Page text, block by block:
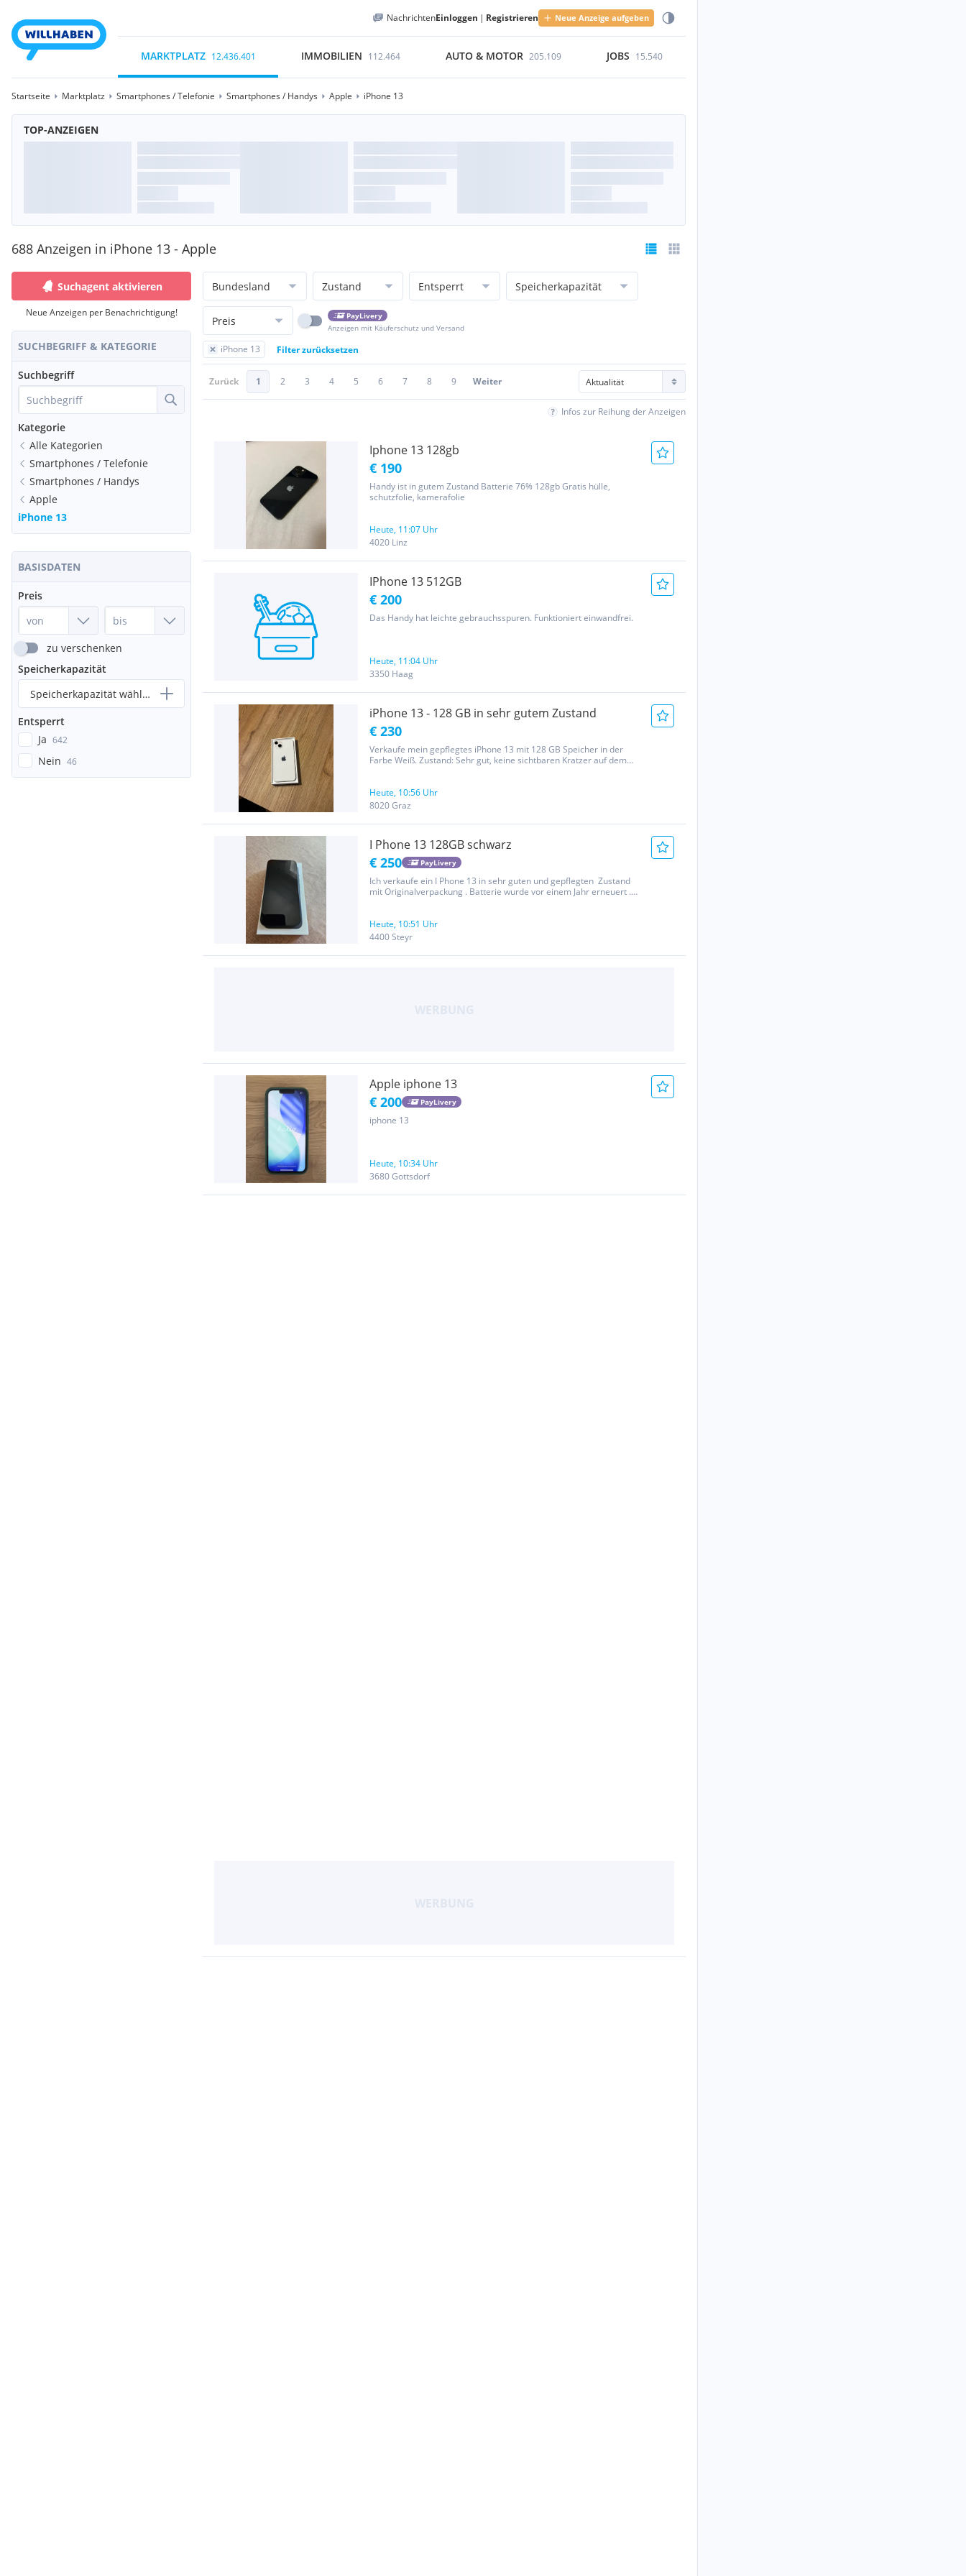
NachrichtenEinloggen | Registrieren Neue Anzeige aufgeben
MARKTPLATZ 12.436.401 IMMOBILIEN 112.464 AUTO & MOTOR 205.109 JOBS 15.540
Startseite Marktplatz Smartphones / Telefonie Smartphones / Handys Apple iPhone 13
TOP-ANZEIGEN
688 Anzeigen in iPhone 13 - Apple
Suchagent aktivieren
Neue Anzeigen per Benachrichtigung!
SUCHBEGRIFF & KATEGORIE
Suchbegriff
Kategorie
Alle Kategorien
Smartphones / Telefonie
Smartphones / Handys
Apple
iPhone 13
BASISDATEN
Preis
zu verschenken
Speicherkapazität
Speicherkapazität wählen...
Entsperrt
Ja 642
Nein 46
Bundesland Zustand Entsperrt Speicherkapazität
Preis
PayLivery
Anzeigen mit Käuferschutz und Versand
iPhone 13 Filter zurücksetzen
Zurück 1 2 3 4 5 6 7 8 9 Weiter
Infos zur Reihung der Anzeigen
Iphone 13 128gb
€ 190
Handy ist in gutem Zustand Batterie 76% 128gb Gratis hülle,
schutzfolie, kamerafolie
Heute, 11:07 Uhr
4020 Linz
IPhone 13 512GB
€ 200
Das Handy hat leichte gebrauchsspuren. Funktioniert einwandfrei.
Heute, 11:04 Uhr
3350 Haag
iPhone 13 - 128 GB in sehr gutem Zustand
€ 230
Verkaufe mein gepflegtes iPhone 13 mit 128 GB Speicher in der
Farbe Weiß. Zustand: Sehr gut, keine sichtbaren Kratzer auf dem
Heute, 10:56 Uhr
8020 Graz
I Phone 13 128GB schwarz
€ 250 PayLivery
Ich verkaufe ein I Phone 13 in sehr guten und gepflegten Zustand
mit Originalverpackung . Batterie wurde vor einem Jahr erneuert .
Heute, 10:51 Uhr
4400 Steyr
Apple iphone 13
€ 200 PayLivery
iphone 13
Heute, 10:34 Uhr
3680 Gottsdorf